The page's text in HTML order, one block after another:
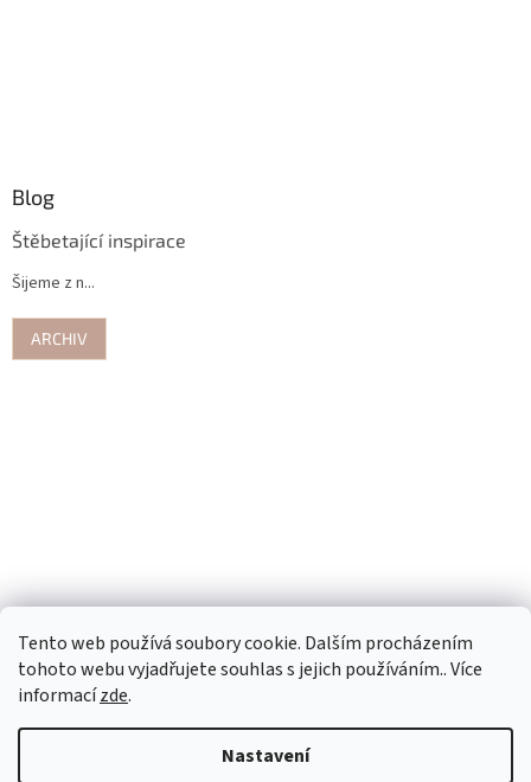
Tento web používá soubory cookie. Dalším procházením
tohoto webu vyjadřujete souhlas s jejich používáním.. Více
informacízde.
Nastavení
Blog
Štěbetající inspirace
Šijeme z n...
ARCHIV
Vytvořil Shoptet